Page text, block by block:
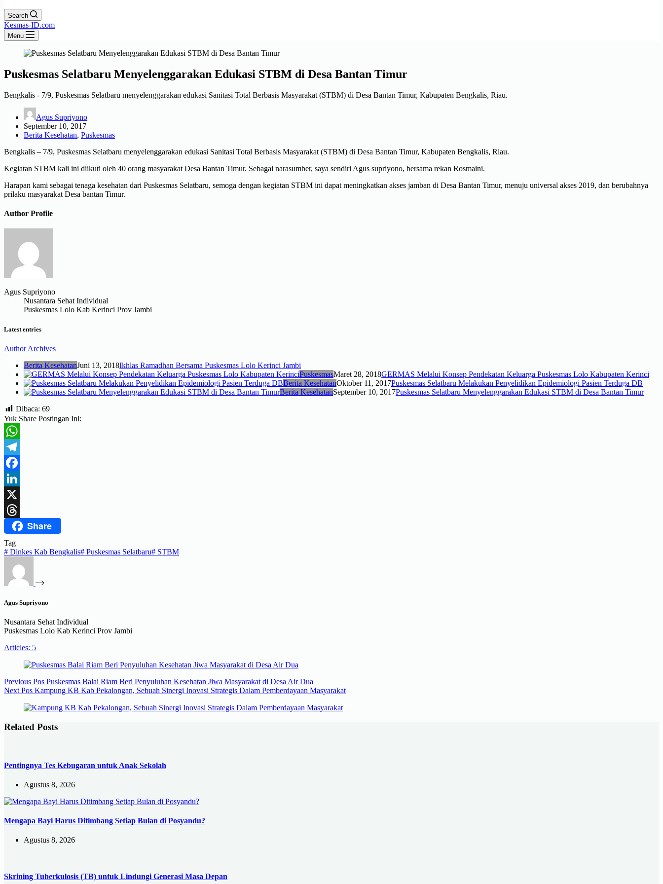
Search
Kesmas-ID.com
Menu
Puskesmas Selatbaru Menyelenggarakan Edukasi STBM di Desa Bantan Timur
Bengkalis - 7/9, Puskesmas Selatbaru menyelenggarakan edukasi Sanitasi Total Berbasis Masyarakat (STBM) di Desa Bantan Timur, Kabupaten Bengkalis, Riau.
Agus Supriyono
September 10, 2017
Berita Kesehatan, Puskesmas
Bengkalis – 7/9, Puskesmas Selatbaru menyelenggarakan edukasi Sanitasi Total Berbasis Masyarakat (STBM) di Desa Bantan Timur, Kabupaten Bengkalis, Riau.
Kegiatan STBM kali ini diikuti oleh 40 orang masyarakat Desa Bantan Timur. Sebagai narasumber, saya sendiri Agus supriyono, bersama rekan Rosmaini.
Harapan kami sebagai tenaga kesehatan dari Puskesmas Selatbaru, semoga dengan kegiatan STBM ini dapat meningkatkan akses jamban di Desa Bantan Timur, menuju universal akses 2019, dan berubahnya
prilaku masyarakat Desa bantan Timur.
Author Profile
Agus Supriyono
Nusantara Sehat Individual
Puskesmas Lolo Kab Kerinci Prov Jambi
Latest entries
Author Archives
Berita KesehatanJuni 13, 2018Ikhlas Ramadhan Bersama Puskesmas Lolo Kerinci Jambi
PuskesmasMaret 28, 2018GERMAS Melalui Konsep Pendekatan Keluarga Puskesmas Lolo Kabupaten Kerinci
Berita KesehatanOktober 11, 2017Puskesmas Selatbaru Melakukan Penyelidikan Epidemiologi Pasien Terduga DB
Berita KesehatanSeptember 10, 2017Puskesmas Selatbaru Menyelenggarakan Edukasi STBM di Desa Bantan Timur
Dibaca: 69
Yuk Share Postingan Ini:
WhatsApp
Telegram
Facebook
LinkedIn
X
ThreadsShare
Tag
# Dinkes Kab Bengkalis# Puskesmas Selatbaru# STBM
Agus Supriyono
Nusantara Sehat Individual
Puskesmas Lolo Kab Kerinci Prov Jambi
Articles: 5
Previous Pos Puskesmas Balai Riam Beri Penyuluhan Kesehatan Jiwa Masyarakat di Desa Air Dua
Next Pos Kampung KB Kab Pekalongan, Sebuah Sinergi Inovasi Strategis Dalam Pemberdayaan Masyarakat
Related Posts
Pentingnya Tes Kebugaran untuk Anak Sekolah
Agustus 8, 2026
Mengapa Bayi Harus Ditimbang Setiap Bulan di Posyandu?
Agustus 8, 2026
Skrining Tuberkulosis (TB) untuk Lindungi Generasi Masa Depan